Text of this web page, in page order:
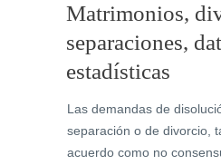
Matrimonios,
separaciones,
estadísticas
Las demandas de
separación o de divorcio,
acuerdo como no